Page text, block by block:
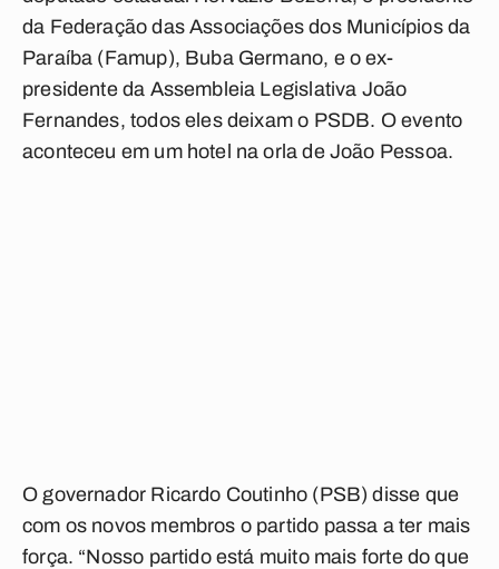
da Federação das Associações dos Municípios da
Paraíba (Famup), Buba Germano, e o ex-
presidente da Assembleia Legislativa João
Fernandes, todos eles deixam o PSDB. O evento
aconteceu em um hotel na orla de João Pessoa.
O governador Ricardo Coutinho (PSB) disse que
com os novos membros o partido passa a ter mais
força. “Nosso partido está muito mais forte do que